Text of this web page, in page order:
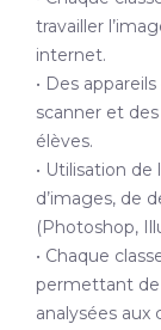
travailler
internet.
• Des
scanner et
élèves.
• Utilisation
d’images, de
(Photoshop,
• Chaque
permettant de
analysées aux